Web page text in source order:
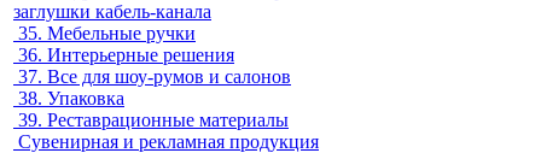
заглушки кабель-канала
35. Мебельные ручки
36. Интерьерные решения
37. Все для шоу-румов и салонов
38. Упаковка
39. Реставрационные материалы
Сувенирная и рекламная продукция